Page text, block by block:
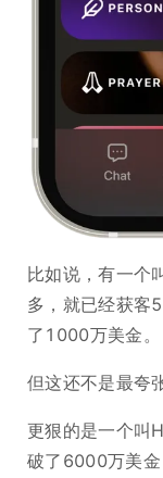
比如说，有一个
多，就已经获客
了1000万美金。
但这还不是最夸
更狠的是一个叫
破了6000万美